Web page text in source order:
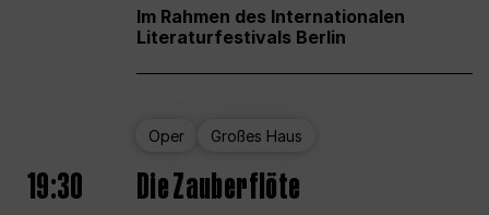
Im Rahmen des Internationalen
Literaturfestivals Berlin
Oper Großes Haus
19:30 Die Zauberflöte